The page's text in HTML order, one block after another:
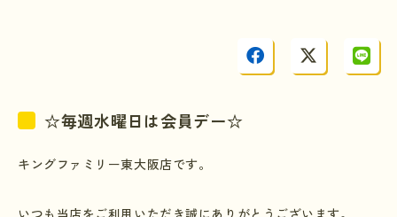
☆毎週水曜日は会員デー☆
キングファミリー東大阪店です。
いつも当店をご利用いただき誠にありがとうございます。